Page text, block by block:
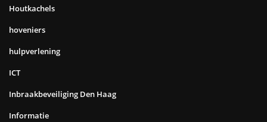
Houtkachels
hoveniers
hulpverlening
ICT
Inbraakbeveiliging Den Haag
Informatie